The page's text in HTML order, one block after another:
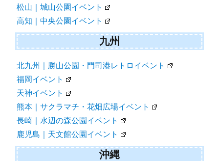
松山｜城山公園イベント
高知｜中央公園イベント
九州
北九州｜勝山公園・門司港レトロイベント
福岡イベント
天神イベント
熊本｜サクラマチ・花畑広場イベント
長崎｜水辺の森公園イベント
鹿児島｜天文館公園イベント
沖縄